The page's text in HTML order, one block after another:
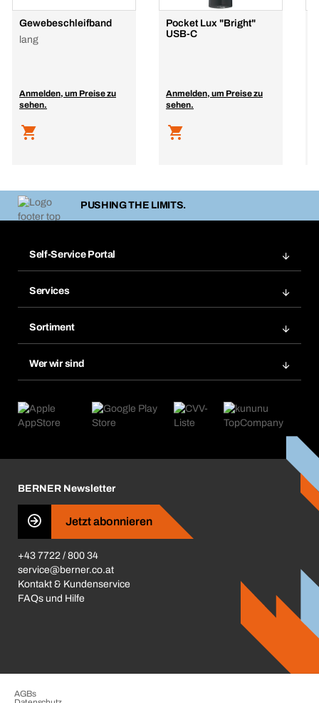
Gewebeschleifband
lang
Anmelden, um Preise zu
sehen.
Pocket Lux "Bright"
USB-C
Anmelden, um Preise zu
sehen.
PUSHING THE LIMITS.
Self-Service Portal
Merklisten
Nachbestellungen
Abo-Funktion
Services
Chemical Safety Management
eProcurement
Produktfinder
Sortiment
Kataloge & Broschüren
Wer wir sind
Was uns antreibt
Presse
Business Conduct
BERNER Newsletter
Jetzt abonnieren
+43 7722 / 800 34
service@berner.co.at
Kontakt & Kundenservice
FAQs und Hilfe
AGBs